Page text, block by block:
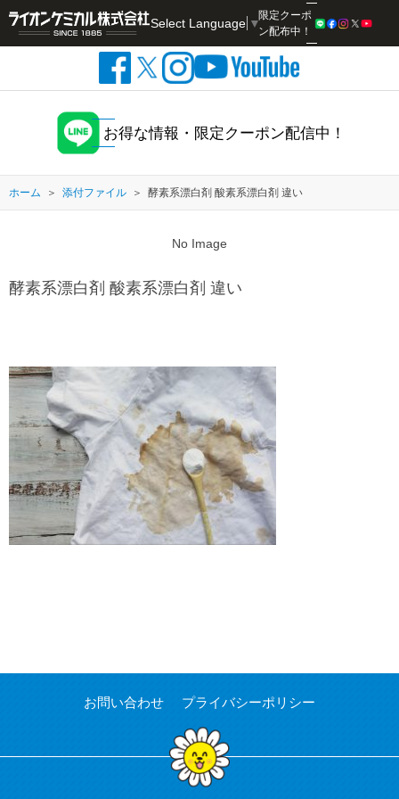
Select Language ▼
限定クーポ
ン配布中！
お得な情報・限定クーポン配信中！
ホーム 添付ファイル 酵素系漂白剤 酸素系漂白剤 違い
No Image
酵素系漂白剤 酸素系漂白剤 違い
お問い合わせ プライバシーポリシー
検索